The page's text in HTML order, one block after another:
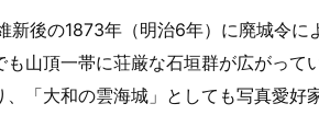
後の1873年（明治6年）に廃城令に
山頂一帯に荘厳な石垣群が広がって
「大和の雲海城」としても写真愛好